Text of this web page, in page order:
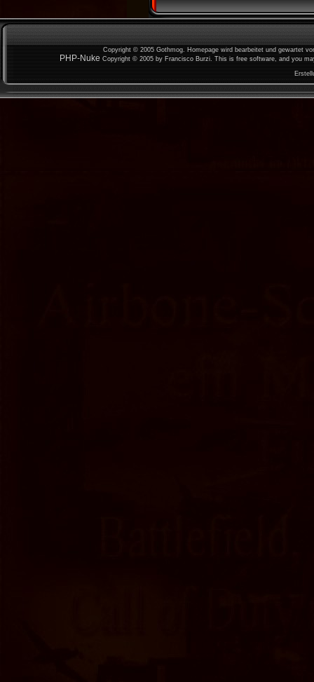
Copyright © 2005 Gothmog. Homepage wird bearbeitet und gewartet
PHP-NukeCopyright © 2005 by Francisco Burzi. This is free software, and you